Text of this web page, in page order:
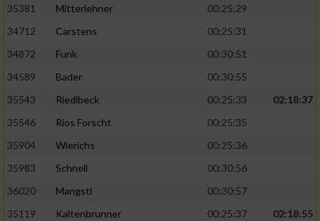
35381
Mitterlehner
00:25:29
34712
Carstens
00:25:31
34872
Funk
00:30:51
34589
Bader
00:30:55
35543
Riedlbeck 00:25:33
02:18:37
35546
Rios Forscht
00:25:35
35904
Wierichs
00:25:36
35983
Schnell
00:30:56
36020
Mangstl
00:30:57
35119
Kaltenbrunner 00:25:37
02:18:55